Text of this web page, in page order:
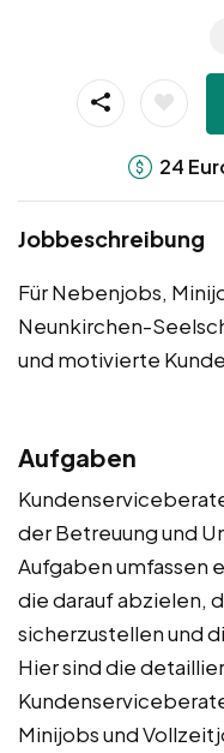
24
Jobbeschreibung
Für Nebenjobs,
Neunkirchen-
und motivierte
Aufgaben
der Betreuung und
Aufgaben umfassen
die darauf abzielen,
sicherzustellen und
Hier sind die
Minijobs und